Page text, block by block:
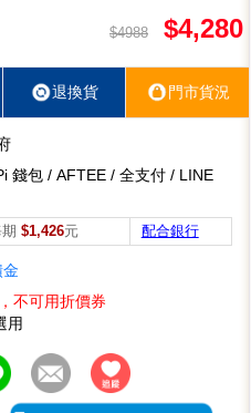
$4988 $4,280
退換貨 門市貨況
錢包 / AFTEE / 全支付 / LINE
$1,426元 配合銀行
不可用折價券
用